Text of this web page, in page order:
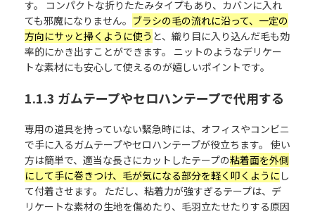
す。 コンパクトな折りたたみタイプもあり、カバンに入れ
ても邪魔になりません。 ブラシの毛の流れに沿って、一定の
方向にサッと掃くように使う と、織り目に入り込んだ毛も効
率的にかき出すことができます。 ニットのようなデリケー
トな素材にも安心して使えるのが嬉しいポイントです。
1.1.3 ガムテープやセロハンテープで代用する
専用の道具を持っていない緊急時には、オフィスやコンビニ
で手に入るガムテープやセロハンテープが役立ちます。 使い
方は簡単で、適当な長さにカットしたテープの粘着面を外側
にして手に巻きつけ、毛が気になる部分を軽く叩くように し
て付着させます。 ただし、粘着力が強すぎるテープは、デ
リケートな素材の生地を傷めたり、毛羽立たせたりする原因